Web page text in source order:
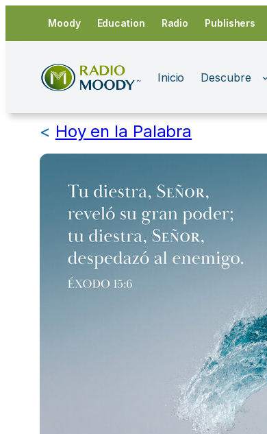
contenido
Moody Education Radio Publishers
Inicio Descubre
< Hoy en la Palabra